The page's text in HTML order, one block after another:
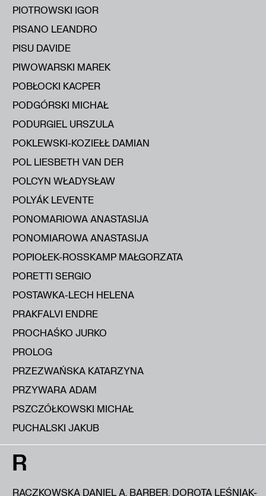
PIOTROWSKI IGOR
PISANO LEANDRO
PISU DAVIDE
PIWOWARSKI MAREK
POBŁOCKI KACPER
PODGÓRSKI MICHAŁ
PODURGIEL URSZULA
POKLEWSKI-KOZIEŁŁ DAMIAN
POL LIESBETH VAN DER
POLCYN WŁADYSŁAW
POLYÁK LEVENTE
PONOMARIOWA ANASTASIJA
PONOMIAROWA ANASTASIJA
POPIOŁEK-ROSSKAMP MAŁGORZATA
PORETTI SERGIO
POSTAWKA-LECH HELENA
PRAKFALVI ENDRE
PROCHAŚKO JURKO
PROLOG
PRZEZWAŃSKA KATARZYNA
PRZYWARA ADAM
PSZCZÓŁKOWSKI MICHAŁ
PUCHALSKI JAKUB
R
RACZKOWSKA DANIEL A. BARBER, DOROTA LEŚNIAK-